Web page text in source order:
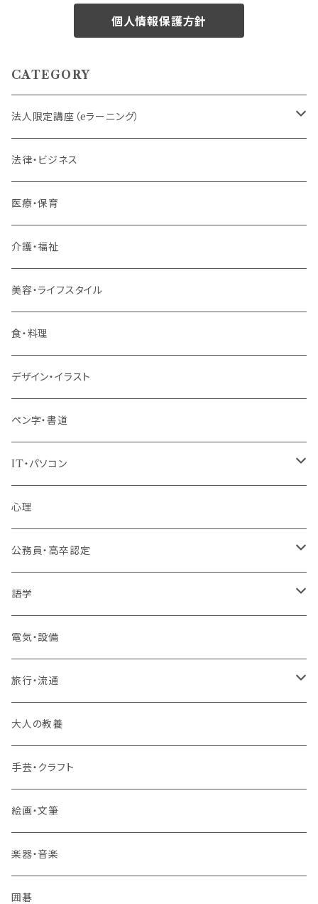
個人情報保護方針
CATEGORY
法人限定講座（eラーニング）
内定者・新入社員
若手社員・中堅社員
リーダー（主任・係長）
管理職
階層共通
パッケージプラン
法律・ビジネス
医療・保育
介護・福祉
美容・ライフスタイル
食・料理
デザイン・イラスト
ペン字・書道
IT・パソコン
MOS（ﾏｲｸﾛｿﾌﾄｵﾌｨｽｽﾍﾟｼｬﾘｽﾄ）講座
プログラミング・Web制作入門講座
1コース受講
2コースまとめて受講
その他 IT・パソコン
心理
公務員・高卒認定
高卒認定講座
大卒公務員受験対策講座
語学
TOEIC®L&Rテスト対策講座
その他 語学
電気・設備
旅行・流通
旅行業務取扱管理者講座
その他 旅行・流通
大人の教養
手芸・クラフト
絵画・文筆
楽器・音楽
囲碁